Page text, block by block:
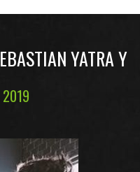
YATRA Y
2019